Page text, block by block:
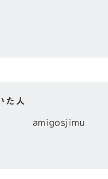
た人
amigosjimu